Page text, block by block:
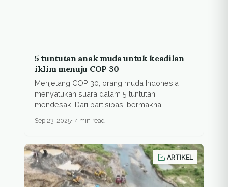
5 tuntutan anak muda untuk keadilan
iklim menuju COP 30
Menjelang COP 30, orang muda Indonesia
menyatukan suara dalam 5 tuntutan
mendesak. Dari partisipasi bermakna...
Sep 23, 2025 4 min read
ARTIKEL